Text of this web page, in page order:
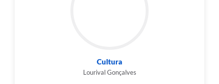
Cultura
Lourival Gonçalves